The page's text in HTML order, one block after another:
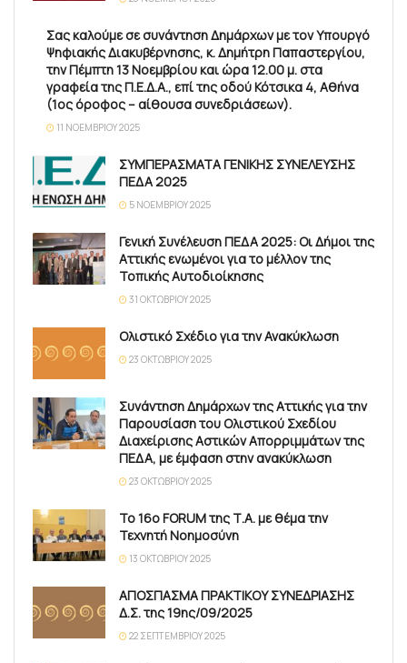
Σας καλούμε σε συνάντηση Δημάρχων με τον Υπουργό
Ψηφιακής Διακυβέρνησης, κ. Δημήτρη Παπαστεργίου,
την Πέμπτη 13 Νοεμβρίου και ώρα 12.00 μ. στα
γραφεία της Π.Ε.Δ.Α., επί της οδού Κότσικα 4, Αθήνα
(1ος όροφος – αίθουσα συνεδριάσεων).
11 ΝΟΕΜΒΡΊΟΥ 2025
ΣΥΜΠΕΡΑΣΜΑΤΑ ΓΕΝΙΚΗΣ ΣΥΝΕΛΕΥΣΗΣ
ΠΕΔΑ 2025
5 ΝΟΕΜΒΡΊΟΥ 2025
Γενική Συνέλευση ΠΕΔΑ 2025: Οι Δήμοι της
Αττικής ενωμένοι για το μέλλον της
Τοπικής Αυτοδιοίκησης
31 ΟΚΤΩΒΡΊΟΥ 2025
Ολιστικό Σχέδιο για την Ανακύκλωση
23 ΟΚΤΩΒΡΊΟΥ 2025
Συνάντηση Δημάρχων της Αττικής για την
Παρουσίαση του Ολιστικού Σχεδίου
Διαχείρισης Αστικών Απορριμμάτων της
ΠΕΔΑ, με έμφαση στην ανακύκλωση
23 ΟΚΤΩΒΡΊΟΥ 2025
Το 16ο FORUM της Τ.Α. με θέμα την
Τεχνητή Νοημοσύνη
13 ΟΚΤΩΒΡΊΟΥ 2025
ΑΠΟΣΠΑΣΜΑ ΠΡΑΚΤΙΚΟΥ ΣΥΝΕΔΡΙΑΣΗΣ
Δ.Σ. της 19ης/09/2025
22 ΣΕΠΤΕΜΒΡΊΟΥ 2025